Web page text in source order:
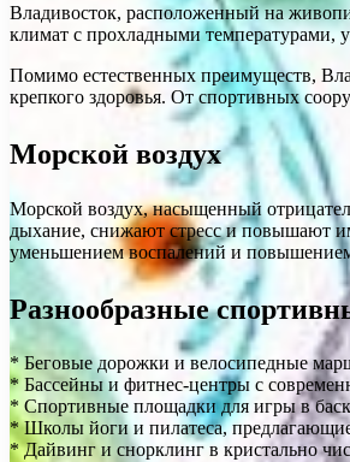
Владивосток, расположенный на
климат с прохладными температурами,
Помимо естественных преимуществ,
крепкого здоровья. От спортивных
Морской воздух
Морской воздух, насыщенный
дыхание, снижают стресс и повышают
уменьшением воспалений и
Разнообразные
* Беговые дорожки и велосипедные
* Бассейны и фитнес-центры с
* Спортивные площадки для игры в
* Школы йоги и пилатеса,
* Дайвинг и снорклинг в кристально